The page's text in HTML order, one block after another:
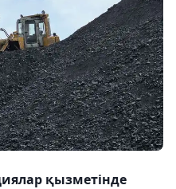
қызметінде